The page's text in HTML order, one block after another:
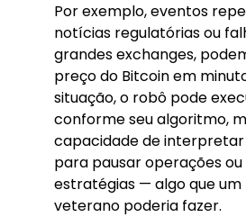
Por exemplo, eventos
notícias regulatórias ou
grandes exchanges,
preço do Bitcoin em
situação, o robô pode
conforme seu algoritmo,
capacidade de
para pausar operações
estratégias — algo que
veterano poderia fazer.